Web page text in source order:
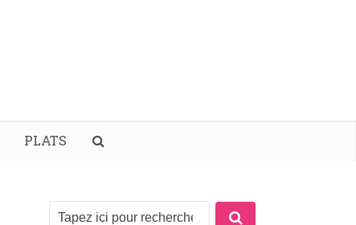
PLATS